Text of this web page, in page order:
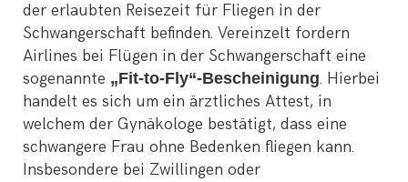
der erlaubten Reisezeit für Fliegen in der
Schwangerschaft befinden. Vereinzelt fordern
Airlines bei Flügen in der Schwangerschaft eine
sogenannte „Fit-to-Fly“-Bescheinigung. Hierbei
handelt es sich um ein ärztliches Attest, in
welchem der Gynäkologe bestätigt, dass eine
schwangere Frau ohne Bedenken fliegen kann.
Insbesondere bei Zwillingen oder